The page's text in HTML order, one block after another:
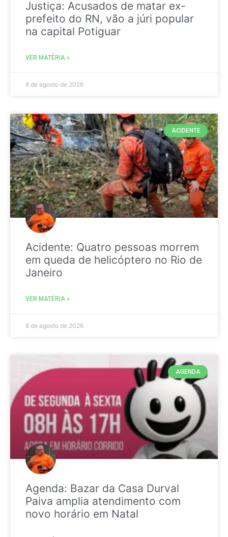
Justiça: Acusados de matar ex-
prefeito do RN, vão a júri popular
na capital Potiguar
VER MATÉRIA »
8 de agosto de 2026
ACIDENTE
Acidente: Quatro pessoas morrem
em queda de helicóptero no Rio de
Janeiro
VER MATÉRIA »
8 de agosto de 2026
AGENDA
Agenda: Bazar da Casa Durval
Paiva amplia atendimento com
novo horário em Natal